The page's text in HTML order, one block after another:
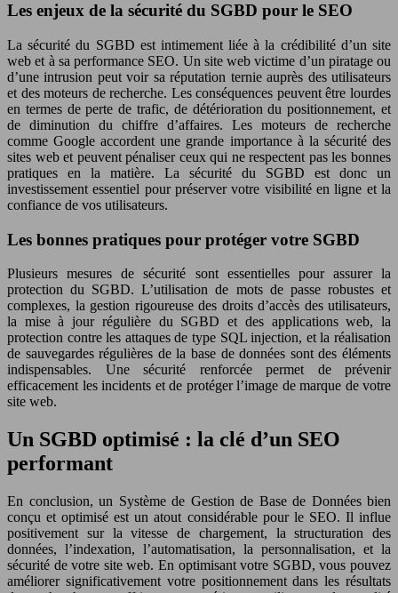
Les enjeux de la sécurité du SGBD pour le SEO
La sécurité du SGBD est intimement liée à la crédibilité d’un site
web et à sa performance SEO. Un site web victime d’un piratage ou
d’une intrusion peut voir sa réputation ternie auprès des utilisateurs
et des moteurs de recherche. Les conséquences peuvent être lourdes
en termes de perte de trafic, de détérioration du positionnement, et
de diminution du chiffre d’affaires. Les moteurs de recherche
comme Google accordent une grande importance à la sécurité des
sites web et peuvent pénaliser ceux qui ne respectent pas les bonnes
pratiques en la matière. La sécurité du SGBD est donc un
investissement essentiel pour préserver votre visibilité en ligne et la
confiance de vos utilisateurs.
Les bonnes pratiques pour protéger votre SGBD
Plusieurs mesures de sécurité sont essentielles pour assurer la
protection du SGBD. L’utilisation de mots de passe robustes et
complexes, la gestion rigoureuse des droits d’accès des utilisateurs,
la mise à jour régulière du SGBD et des applications web, la
protection contre les attaques de type SQL injection, et la réalisation
de sauvegardes régulières de la base de données sont des éléments
indispensables. Une sécurité renforcée permet de prévenir
efficacement les incidents et de protéger l’image de marque de votre
site web.
Un SGBD optimisé : la clé d’un SEO
performant
En conclusion, un Système de Gestion de Base de Données bien
conçu et optimisé est un atout considérable pour le SEO. Il influe
positivement sur la vitesse de chargement, la structuration des
données, l’indexation, l’automatisation, la personnalisation, et la
sécurité de votre site web. En optimisant votre SGBD, vous pouvez
améliorer significativement votre positionnement dans les résultats